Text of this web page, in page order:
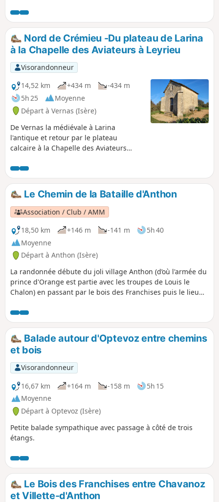
magnifiques points de vue sur le Jura,
les Monts du Lyonnais et la plaine du
Rhône. Plus au Sud sur le plateau et par
temps clair vous pourrez apercevoir le
Pilat et les Alpes. Balade au milieu des
témoignages de l'histoire des hommes
depuis l'Antiquité jusqu'au monde
moderne.
Nord de Crémieu -Du plateau de Larina
à la Chapelle des Aviateurs à Leyrieu
Visorandonneur
14,52 km
+434 m
-434 m
5h 25
Moyenne
Départ à Vernas (Isère)
De Vernas la médiévale à Larina
l'antique et retour par le plateau
calcaire à la Chapelle des Aviateurs
retour au Moyen-Àge par le vivier du
château Delphinal de Vernas.
Le Chemin de la Bataille d'Anthon
Association / Club / AMM
18,50 km
+146 m -141 m
5h 40
Moyenne
Départ à Anthon (Isère)
La randonnée débute du joli village Anthon (d’où l'armée du
prince d'Orange est partie avec les troupes de Louis le
Chalon) en passant par le bois des Franchises puis le lieu
Burlanchères puis passage aux ruines du Château de
Malatrait. Poursuite vers la Ferme des Franchises, lieu-dit le
Cheval Mort (lieu d’enterrement des chevaux morts) puis
une petite extension par l'Étang des Portions et retour par
le même chemin.
Balade autour d'Optevoz entre chemins
et bois
Visorandonneur
16,67 km
+164 m -158 m
5h 15
Moyenne
Départ à Optevoz (Isère)
Petite balade sympathique avec passage à côté de trois
étangs.
Le Bois des Franchises entre Chavanoz
et Villette-d'Anthon